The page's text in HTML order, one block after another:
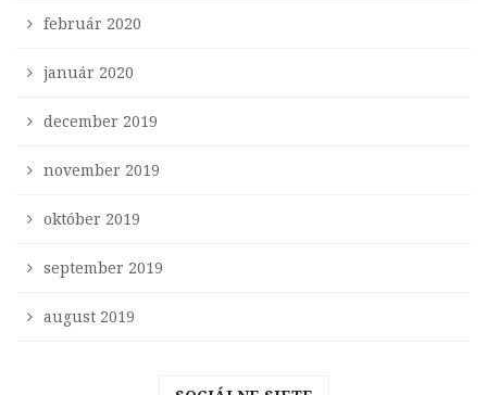
február 2020
január 2020
december 2019
november 2019
október 2019
september 2019
august 2019